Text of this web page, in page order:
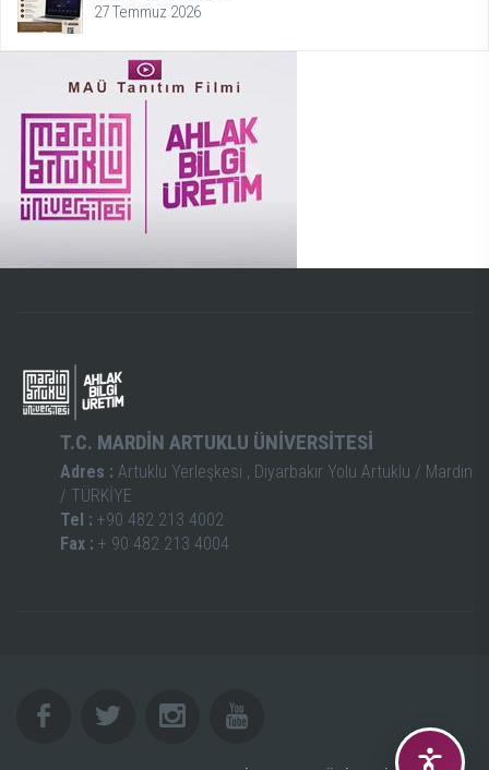
27 Temmuz 2026
T.C. MARDİN ARTUKLU ÜNİVERSİTESİ
Adres : Artuklu Yerleşkesi , Diyarbakır Yolu Artuklu / Mardin
/ TÜRKİYE
Tel : +90 482 213 4002
Fax : + 90 482 213 4004